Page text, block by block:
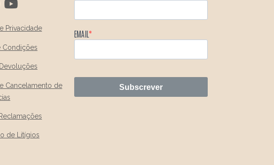
Privacidade
Condições
Cancelamento de
de Litígios
EMAIL
Subscrever